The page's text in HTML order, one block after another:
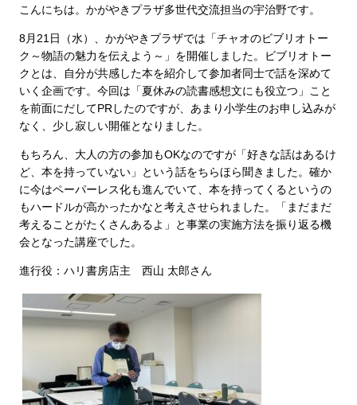
こんにちは。かがやきプラザ多世代交流担当の宇治野です。
8月21日（水）、かがやきプラザでは「チャオのビブリオトー
ク～物語の魅力を伝えよう～」を開催しました。ビブリオトー
クとは、自分が共感した本を紹介して参加者同士で話を深めて
いく企画です。今回は「夏休みの読書感想文にも役立つ」こと
を前面にだしてPRしたのですが、あまり小学生のお申し込みが
なく、少し寂しい開催となりました。
もちろん、大人の方の参加もOKなのですが「好きな話はあるけ
ど、本を持っていない」という話をちらほら聞きました。確か
に今はペーパーレス化も進んでいて、本を持ってくるというの
もハードルが高かったかなと考えさせられました。「まだまだ
考えることがたくさんあるよ」と事業の実施方法を振り返る機
会となった講座でした。
進行役：ハリ書房店主 西山 太郎さん